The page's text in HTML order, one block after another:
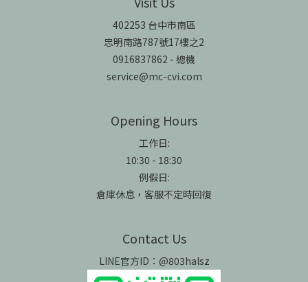
402253 台中市南區
忠明南路787號17樓之2
0916837862 - 總機
service@mc-cvi.com
Opening Hours
工作日:
10:30 - 18:30
例假日:
倉庫休息，客服不定時回復
Contact Us
LINE官方ID：@803halsz